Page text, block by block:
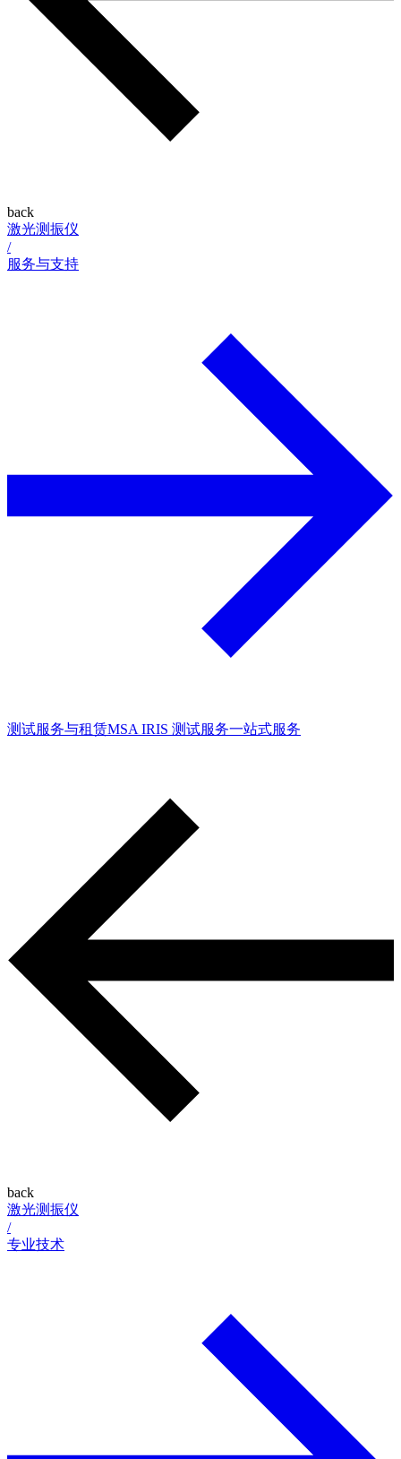
back
激光测振仪
/
服务与支持
测试服务与租赁MSA IRIS 测试服务一站式服务
back
激光测振仪
/
专业技术